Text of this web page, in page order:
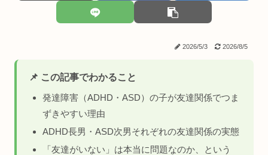
2026/5/3 2026/8/5
📌 この記事でわかること
発達障害（ADHD・ASD）の子が友達関係でつま
ずきやすい理由
ADHD長男・ASD次男それぞれの友達関係の実態
「友達がいない」は本当に問題なのか、という